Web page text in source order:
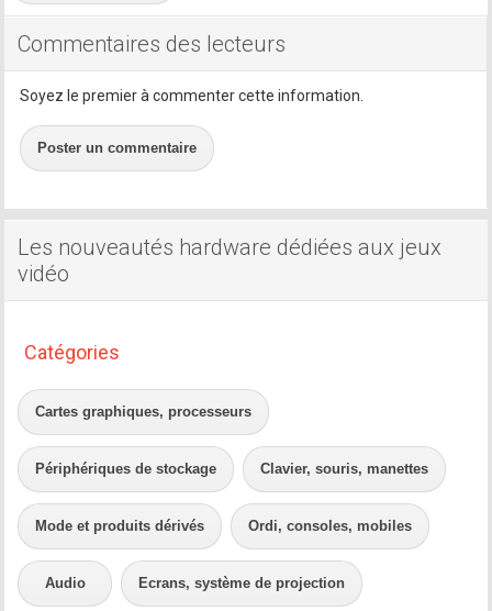
Commentaires des lecteurs
Soyez le premier à commenter cette information.
Poster un commentaire
Les nouveautés hardware dédiées aux jeux
vidéo
Catégories
Cartes graphiques, processeurs
Périphériques de stockage Clavier, souris, manettes
Mode et produits dérivés Ordi, consoles, mobiles
Audio Ecrans, système de projection